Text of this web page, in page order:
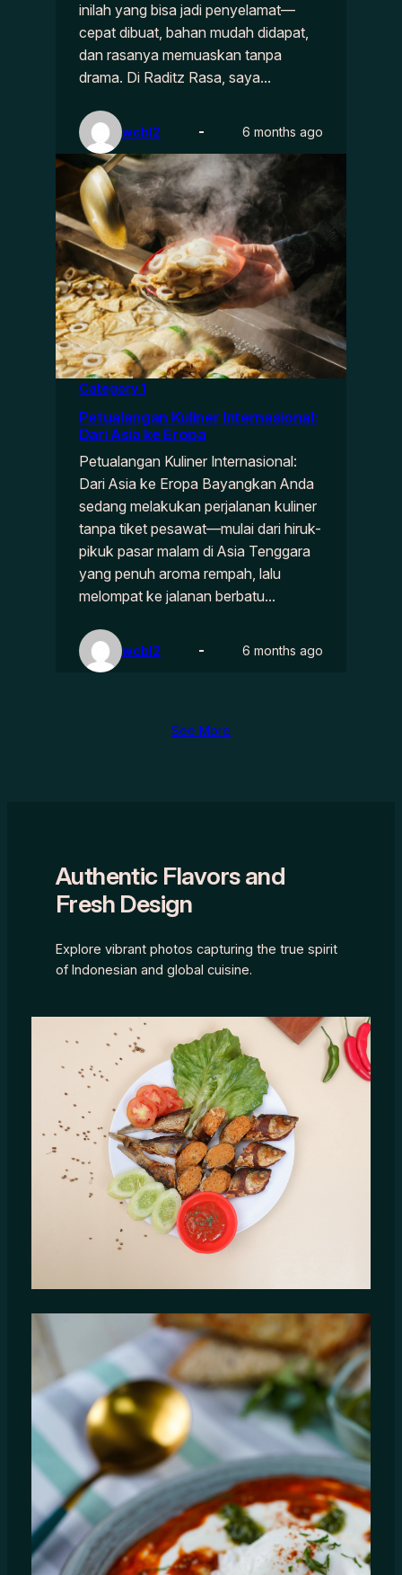
inilah yang bisa jadi penyelamat—
cepat dibuat, bahan mudah didapat,
dan rasanya memuaskan tanpa
drama. Di Raditz Rasa, saya…
wcbl2 6 months ago
Category 1
Petualangan Kuliner Internasional:
Dari Asia ke Eropa
Petualangan Kuliner Internasional:
Dari Asia ke Eropa Bayangkan Anda
sedang melakukan perjalanan kuliner
tanpa tiket pesawat—mulai dari hiruk-
pikuk pasar malam di Asia Tenggara
yang penuh aroma rempah, lalu
melompat ke jalanan berbatu…
wcbl2 6 months ago
See More
Authentic Flavors and
Fresh Design
Explore vibrant photos capturing the true spirit
of Indonesian and global cuisine.